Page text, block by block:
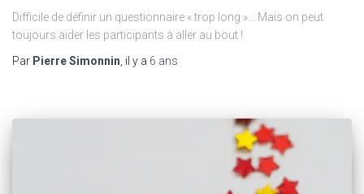
Difficile de définir un questionnaire « trop long »… Mais on peut
toujours aider les participants à aller au bout !
Par Pierre Simonnin , il y a 6 ans